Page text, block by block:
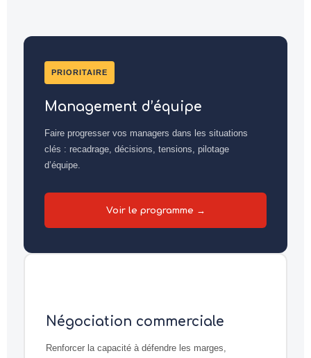
PRIORITAIRE
Management d’équipe
Faire progresser vos managers dans les situations
clés : recadrage, décisions, tensions, pilotage
d’équipe.
Voir le programme →
Négociation commerciale
Renforcer la capacité à défendre les marges,